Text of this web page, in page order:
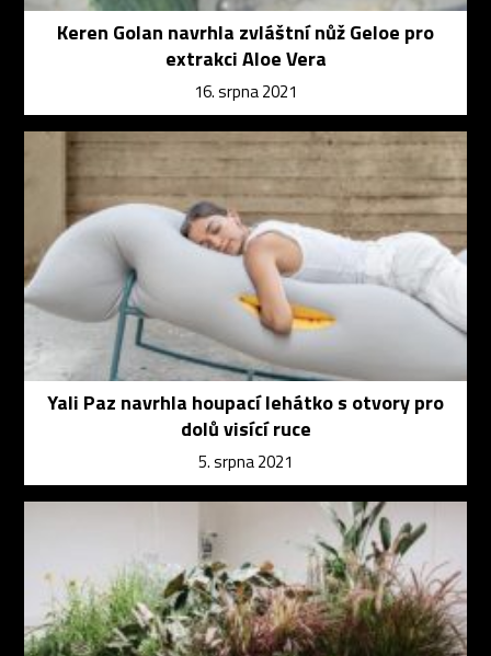
Keren Golan navrhla zvláštní nůž Geloe pro
extrakci Aloe Vera
16. srpna 2021
Yali Paz navrhla houpací lehátko s otvory pro
dolů visící ruce
5. srpna 2021